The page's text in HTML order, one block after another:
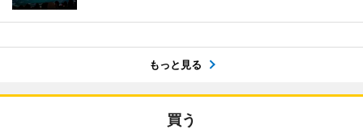
もっと見る
買う